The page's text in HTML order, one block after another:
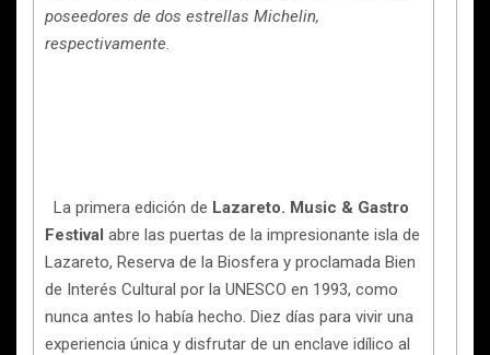
poseedores de dos estrellas Michelin,
respectivamente.
La primera edición de Lazareto. Music & Gastro
Festival abre las puertas de la impresionante isla de
Lazareto, Reserva de la Biosfera y proclamada Bien
de Interés Cultural por la UNESCO en 1993, como
nunca antes lo había hecho. Diez días para vivir una
experiencia única y disfrutar de un enclave idílico al